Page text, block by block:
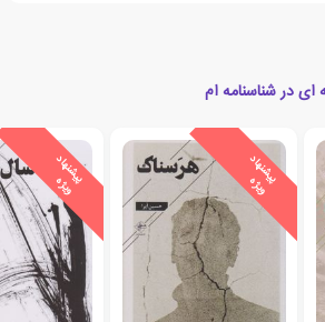
ای در شناسنامه ام
پ
ی
ش
ن
ه
ا
د
و
ی
ژ
ه پ
ی
ش
ن
ه
ا
د
و
ی
ژ
ه